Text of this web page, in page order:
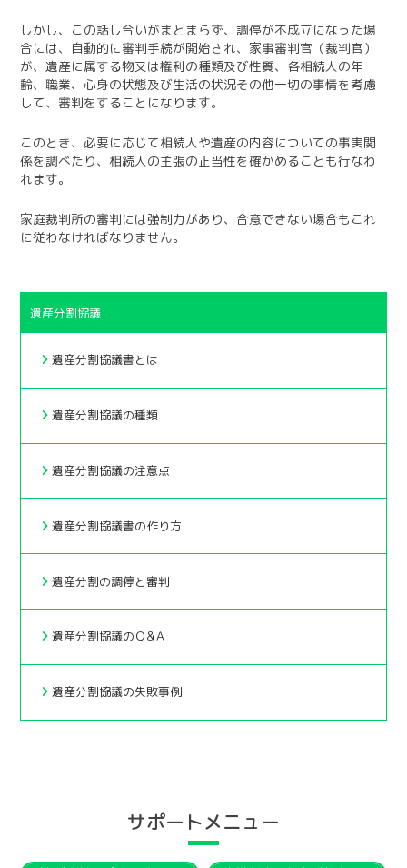
しかし、この話し合いがまとまらず、調停が不成立になった場
合には、自動的に審判手続が開始され、家事審判官（裁判官）
が、遺産に属する物又は権利の種類及び性質、各相続人の年
齢、職業、心身の状態及び生活の状況その他一切の事情を考慮
して、審判をすることになります。
このとき、必要に応じて相続人や遺産の内容についての事実関
係を調べたり、相続人の主張の正当性を確かめることも行なわ
れます。
家庭裁判所の審判には強制力があり、合意できない場合もこれ
に従わなければなりません。
遺産分割協議
遺産分割協議書とは
遺産分割協議の種類
遺産分割協議の注意点
遺産分割協議書の作り方
遺産分割の調停と審判
遺産分割協議のＱ&Ａ
遺産分割協議の失敗事例
サポートメニュー